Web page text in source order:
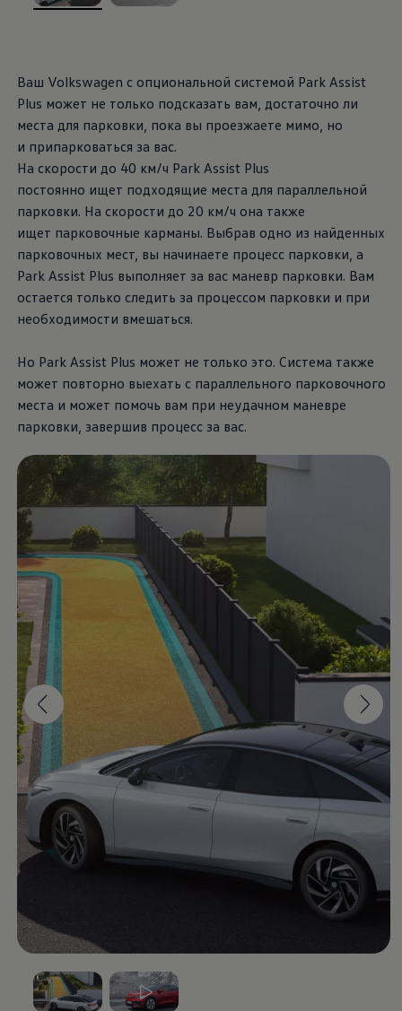
, из
Ваш Volkswagen с опциональной системой Park Assist
Plus может не только подсказать вам, достаточно ли
места для парковки, пока вы проезжаете мимо, но
и припарковаться за вас.
На скорости до 40 км/ч Park Assist Plus
постоянно ищет подходящие места для параллельной
парковки. На скорости до 20 км/ч она также
ищет парковочные карманы. Выбрав одно из найденных
парковочных мест, вы начинаете процесс парковки, а
Park Assist Plus выполняет за вас маневр парковки. Вам
остается только следить за процессом парковки и при
необходимости вмешаться.
Но Park Assist Plus может не только это. Система также
может повторно выехать с параллельного парковочного
места и может помочь вам при неудачном маневре
парковки, завершив процесс за вас.